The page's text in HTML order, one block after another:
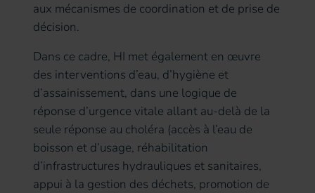
aux mécanismes de coordination et de prise de
décision.
Dans ce cadre, HI met également en œuvre
des interventions d’eau, d’hygiène et
d’assainissement, dans une logique de
réponse d’urgence vitale allant au-delà de la
seule réponse au choléra (accès à l’eau de
boisson et d’usage, réhabilitation
d’infrastructures hydrauliques et sanitaires,
appui à la gestion des déchets, promotion de